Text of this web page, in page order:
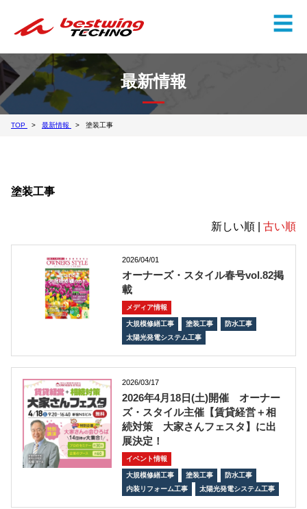
☰
✕
最新情報
TOP 最新情報 塗装工事
塗装工事
新しい順 | 古い順
2026/04/01
オーナーズ・スタイル春号vol.82掲
載
メディア情報
大規模修繕工事 塗装工事
防水工事
太陽光発電システム工事
2026/03/17
2026年4月18日(土)開催 オーナー
ズ・スタイル主催【賃貸経営＋相
続対策 大家さんフェスタ】に出
展決定！
イベント情報
大規模修繕工事 塗装工事
防水工事
内装リフォーム工事
太陽光発電システム工事